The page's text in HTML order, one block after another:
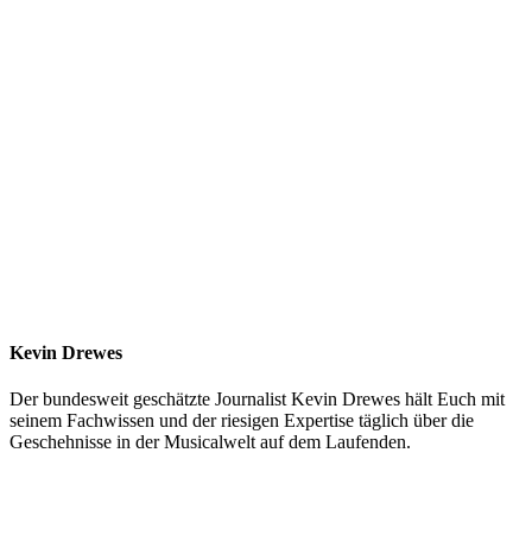
Kevin Drewes
Der bundesweit geschätzte Journalist Kevin Drewes hält Euch mit
seinem Fachwissen und der riesigen Expertise täglich über die
Geschehnisse in der Musicalwelt auf dem Laufenden.